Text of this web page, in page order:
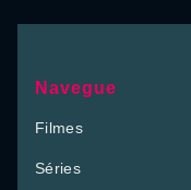
Navegue
Filmes
Séries